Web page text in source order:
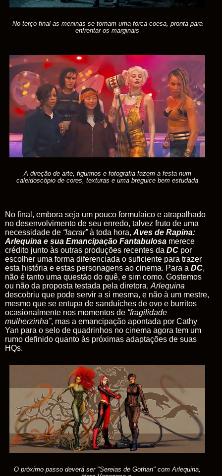
No terço final as meninas se tornam uma força coesa, pronta para
enfrentar os marginais
A direção de arte, figurinos e fotografia fazem a festa num
caleidoscópio de cores, texturas e uma breguice bem estudada
No final, embora seja um pouco formulaico e atrapalhado
no desenvolvimento de seu enredo, talvez fruto de uma
necessidade de “lacrar” à toda hora, Aves de Rapina:
Arlequina e sua Emancipação Fantabulosa merece
crédito junto às outras produções recentes da DC por
escolher uma forma diferenciada o suficiente para trazer
esta história e estas personagens ao cinema. Para a DC,
não é tanto uma questão do quê, e sim como. Gostemos
ou não da proposta testada pela diretora, Arlequina
descobriu que pode servir a si mesma, e não à um mestre,
mesmo que se entupa de sanduíches de ovo e burritos
ocasionalmente nos momentos de “fragilidade
mulherzinha”, mas a emancipação apontada por Cathy
Yan para o selo de quadrinhos no cinema agora tem um
rumo definido quanto às próximas adaptações de suas
HQs.
O próximo passo deverá ser "Sereias de Gothan" com Arlequina,